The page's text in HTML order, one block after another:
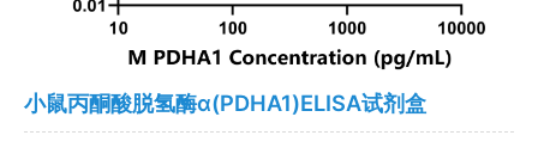
小鼠丙酮酸脱氢酶α(PDHA1)ELISA试剂盒